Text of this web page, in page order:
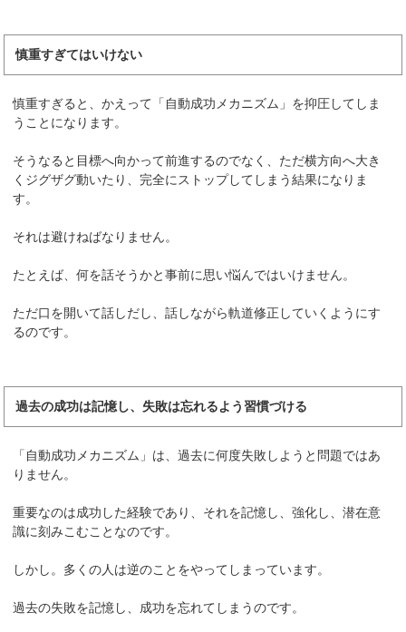
慎重すぎてはいけない
慎重すぎると、かえって「自動成功メカニズム」を抑圧してしま
うことになります。
そうなると目標へ向かって前進するのでなく、ただ横方向へ大き
くジグザグ動いたり、完全にストップしてしまう結果になりま
す。
それは避けねばなりません。
たとえば、何を話そうかと事前に思い悩んではいけません。
ただ口を開いて話しだし、話しながら軌道修正していくようにす
るのです。
過去の成功は記憶し、失敗は忘れるよう習慣づける
「自動成功メカニズム」は、過去に何度失敗しようと問題ではあ
りません。
重要なのは成功した経験であり、それを記憶し、強化し、潜在意
識に刻みこむことなのです。
しかし。多くの人は逆のことをやってしまっています。
過去の失敗を記憶し、成功を忘れてしまうのです。